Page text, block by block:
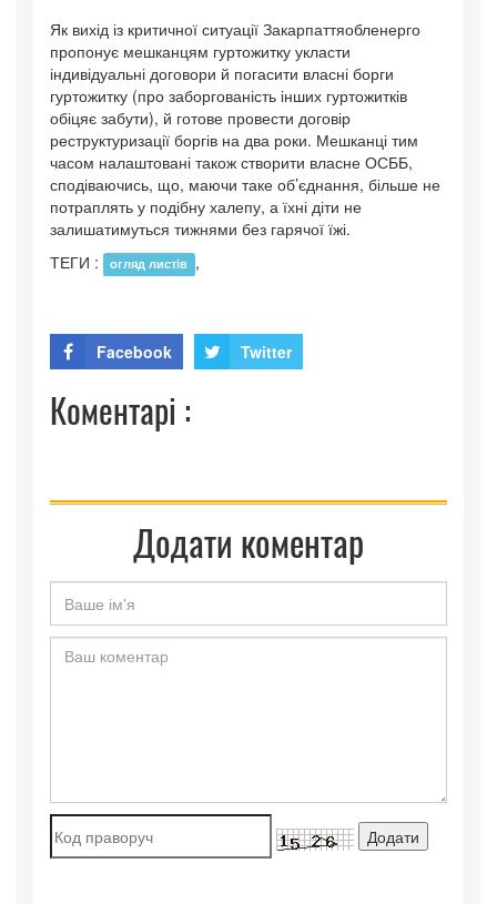
Як вихід із критичної ситуації Закарпаттяобленерго
пропонує мешканцям гуртожитку укласти
індивідуальні договори й погасити власні борги
гуртожитку (про заборгованість інших гуртожитків
обіцяє забути), й готове провести договір
реструктуризації боргів на два роки. Мешканці тим
часом налаштовані також створити власне ОСББ,
сподіваючись, що, маючи таке об’єднання, більше не
потраплять у подібну халепу, а їхні діти не
залишатимуться тижнями без гарячої їжі.
ТЕГИ :
огляд листів ,
Facebook Twitter
Коментарі :
Додати коментар